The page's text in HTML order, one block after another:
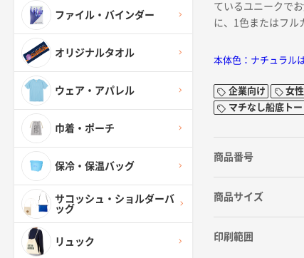
ファイル・バインダー
オリジナルタオル
ウェア・アパレル
巾着・ポーチ
保冷・保温バッグ
サコッシュ・ショルダーバ
ッグ
リュック
ているユニークで
に、1色またはフル
本体色：ナチュラル
企業向け 女
マチなし船底ト
商品番号
商品サイズ
印刷範囲